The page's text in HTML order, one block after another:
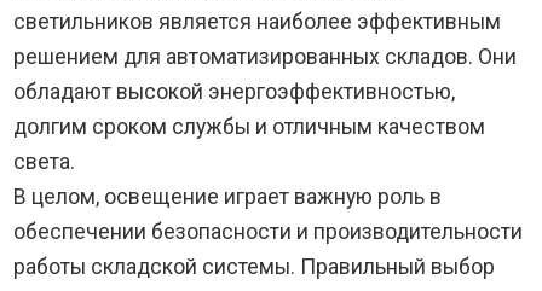
светильников является наиболее эффективным
решением для автоматизированных складов. Они
обладают высокой энергоэффективностью,
долгим сроком службы и отличным качеством
света.
В целом, освещение играет важную роль в
обеспечении безопасности и производительности
работы складской системы. Правильный выбор